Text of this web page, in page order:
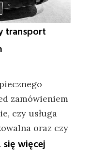
transport
zamówieniem
czy usługa
oraz czy
więcej